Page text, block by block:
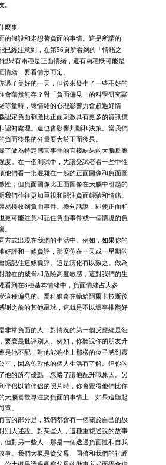
。
麼事
的假設和老想著負面的事情。這是所謂的
已經注意到，在第56頁所看到的「情緒之
只有兩種是正面情緒，還有兩種既可能是
情緒，要看情形而定。
過了美好的一天，但後來發生了一些不好的
會蕩然無存？對「負面偏見」的科學研究顯
等量時，壞情緒的心理影響力會超過好情
認定負面刺激比正面刺激具有更多的資訊價
認知處理。這也會影響判斷和決策。當我們
負面後果的分量要大於正面後果。
了做為特定感官事件的直接結果的大腦反應
度。在一個測試中，先讓受試者看一些中性
他們看一批混雜在一起的正面圖像和負面圖
性，但負面圖像比正面圖像在大腦中引起的
我們往往更加重視和關注負面經驗和情緒。
易接收到負面事件。換句話說，即使正面和
更可能注意和記住負面事件或一個情境的負
。
方式出現在我們的生活中。例如，如果你的
好評和一條負評，那麼你在一天或一星期的
惦記住這條負評。這是演化有以致之。做為
潛在的威脅和危險高度敏感，這對我們的生
看到在8種基本情緒中，負面情緒占大多
這種偏見的。喬科維奇在輸給阿爾卡拉斯後
謝之前的其他贏球，這就是不以壞事推翻好
非常負面的人，對情況的第一個反應總是怨
要麼是批評別人。例如，你聽說你的朋友升
是他不配，對他能夠坐上那樣的位子感到震
平，因為你對他的個人生活有了解。但你的
他的所有優點，忽略了讓他配升職原因。另
伴侶以前伴侶的照片時，你會覺得他們比你
大腦喜歡專注於負面的事情上，如果這聽起
單。
害的部分是，我們都會有一個關於自己的故
別人述說。對某些人，這種重複述說的故事
但對另一些人，那是一個透過負面性和自我
事。我們大概是從父母、同儕和我們的社經